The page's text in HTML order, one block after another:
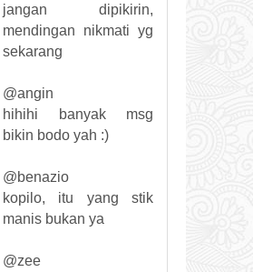
jangan dipikirin,
mendingan nikmati yg
sekarang
@angin
hihihi banyak msg
bikin bodo yah :)
@benazio
kopilo, itu yang stik
manis bukan ya
@zee